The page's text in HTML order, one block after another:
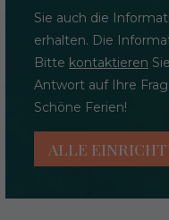
Sie auch die
erhalten. Die
Bitte kontaktieren
Antwort auf Ihre
Schöne Ferien!
ALLE